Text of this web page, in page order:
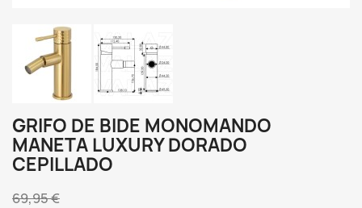
GRIFO DE BIDE MONOMANDO
MANETA LUXURY DORADO
CEPILLADO
69,95 €